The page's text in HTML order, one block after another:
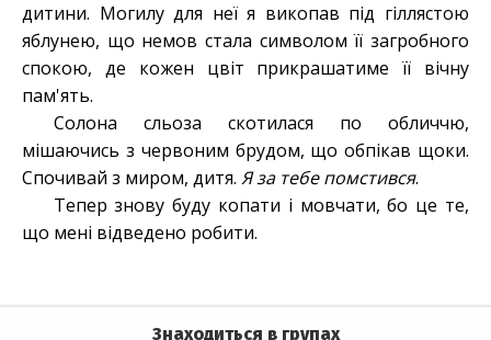
дитини. Могилу для неї я викопав під гіллястою
яблунею, що немов стала символом її загробного
спокою, де кожен цвіт прикрашатиме її вічну
пам'ять.
Солона сльоза скотилася по обличчю,
мішаючись з червоним брудом, що обпікав щоки.
Спочивай з миром, дитя. Я за тебе помстився.
Тепер знову буду копати і мовчати, бо це те,
що мені відведено робити.
Знаходиться в групах